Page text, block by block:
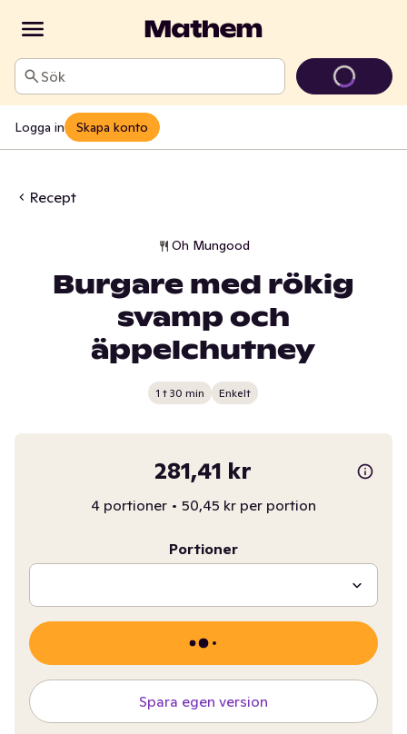
Sök
Logga in Skapa konto
Recept
Oh Mungood
Burgare med rökig
svamp och
äppelchutney
1 t 30 min Enkelt
281,41 kr
4 portioner • 50,45 kr per portion
Portioner
Spara egen version